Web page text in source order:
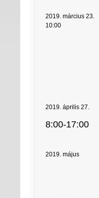
2019. március 23.
10:00
2019. április 27.
8:00-17:00
2019. május